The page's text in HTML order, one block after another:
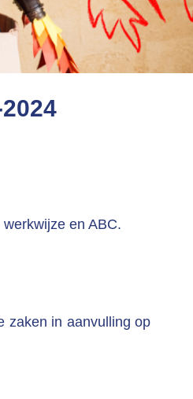
en ABC.
zaken in aanvulling op